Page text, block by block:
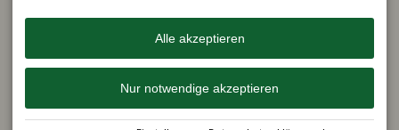
Reichenbach 57
Reichenbach
DEUTSCHLAND
+49 8326 351 65
fewo@haus-jocham.de
Ferienwohnung liegt ruhig
und sonnig am Ortsrand von
Reichenbach. Eine
komfortable und liebevoll
eingerichtete Wohnung
Alle akzeptieren
Nur notwendige akzeptieren